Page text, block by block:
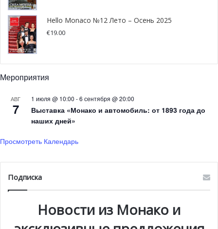
Hello Monaco №12 Лето – Осень 2025
€19.00
Мероприятия
АВГ
7
1 июля @ 10:00 -6 сентября @ 20:00
Выставка «Монако и автомобиль: от 1893 года до
наших дней»
Просмотреть Календарь
Подписка
Новости из Монако и